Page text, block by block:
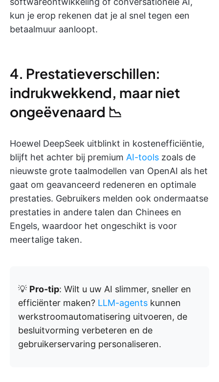
kun je erop rekenen dat je al snel tegen een
betaalmuur aanloopt.
4. Prestatieverschillen:
indrukwekkend, maar niet
ongeëvenaard 📉
Hoewel DeepSeek uitblinkt in kostenefficiëntie,
blijft het achter bij premium AI-tools zoals de
nieuwste grote taalmodellen van OpenAI als het
gaat om geavanceerd redeneren en optimale
prestaties. Gebruikers melden ook ondermaatse
prestaties in andere talen dan Chinees en
Engels, waardoor het ongeschikt is voor
meertalige taken.
💡 Pro-tip: Wilt u uw AI slimmer, sneller en
efficiënter maken? LLM-agents kunnen
werkstroomautomatisering uitvoeren, de
besluitvorming verbeteren en de
gebruikerservaring personaliseren.